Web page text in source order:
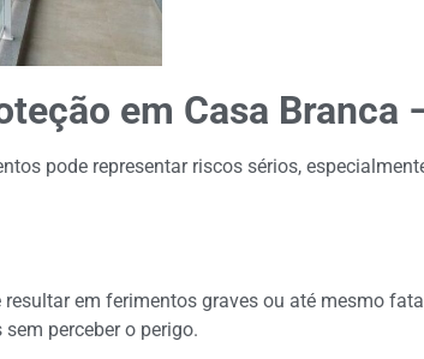
em Casa Branca
pode representar riscos sérios,
em ferimentos graves ou até mesmo
perceber o perigo.